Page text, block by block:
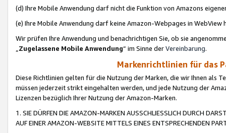
(d) Ihre Mobile Anwendung darf nicht die Funktion von Amazons
(e) Ihre Mobile Anwendung darf keine Amazon-Webpages in WebView
Wir prüfen Ihre Anwendung und benachrichtigen Sie, ob sie
„Zugelassene Mobile Anwendung“ im Sinne derVereinbarung.
Markenrichtlinien für das
Diese Richtlinien gelten für die Nutzung der Marken, die wir Ihnen als
müssen jederzeit strikt eingehalten werden, und jede Nutzung der
Lizenzen bezüglich Ihrer Nutzung der Amazon-Marken.
1. SIE DÜRFEN DIE AMAZON-MARKEN AUSSCHLIESSLICH DURCH
AUF EINER AMAZON-WEBSITE MITTELS EINES ENTSPRECHENDEN